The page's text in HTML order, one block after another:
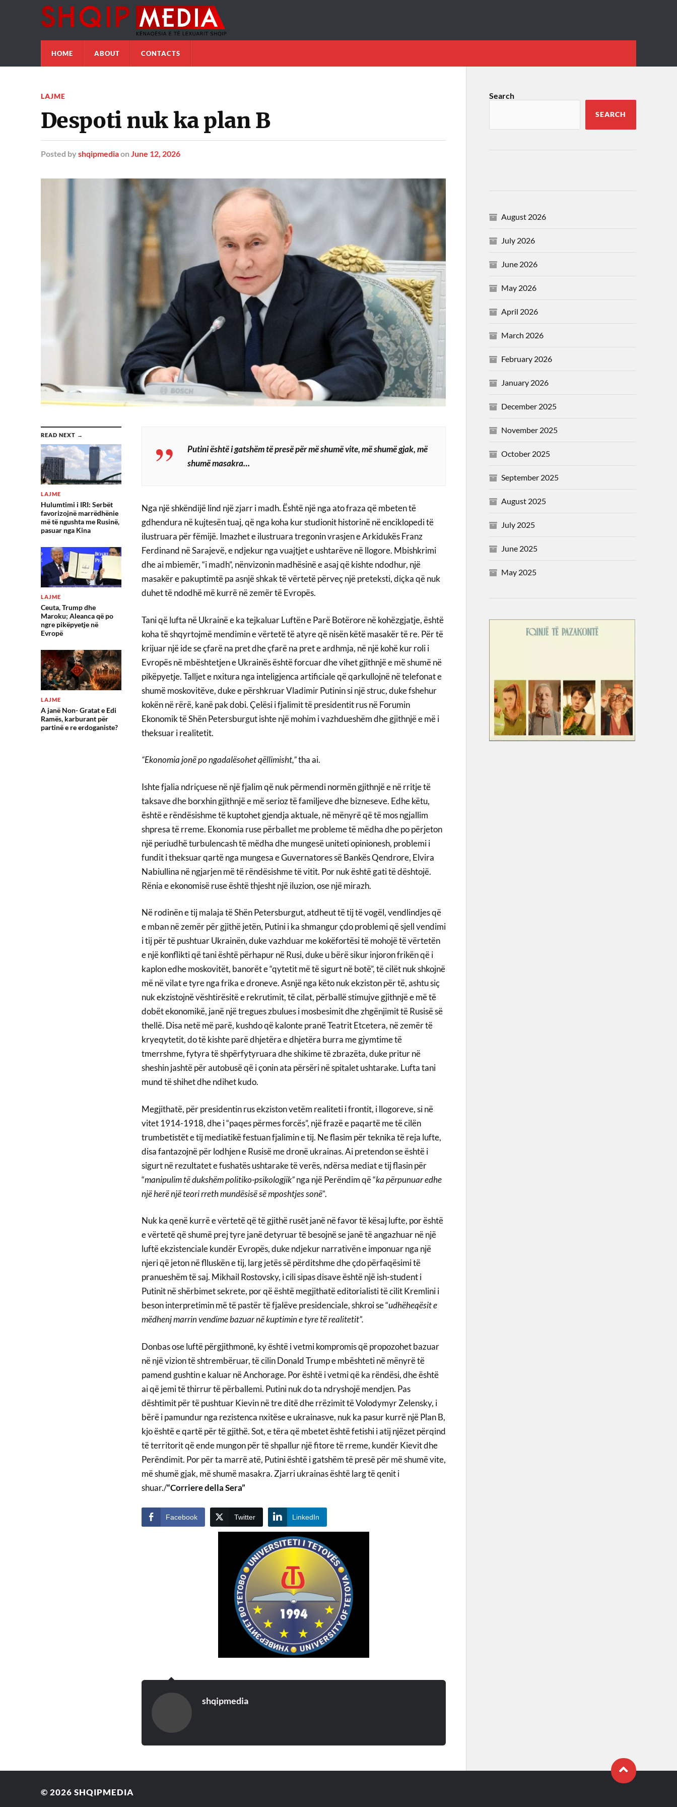
HOME ABOUT CONTACTS
LAJME
Despoti nuk ka plan B
Posted by shqipmediaon June 12, 2026
READ NEXT →
LAJME
Hulumtimi i IRI: Serbët
favorizojnë marrëdhënie
më të ngushta me Rusinë,
pasuar nga Kina
LAJME
Ceuta, Trump dhe
Maroku; Aleanca që po
ngre pikëpyetje në
Evropë
LAJME
A janë Non- Gratat e Edi
Ramës, karburant për
partinë e re erdoganiste?
Putini është i gatshëm të presë për më shumë vite, më shumë gjak, më
shumë masakra…
Nga një shkëndijë lind një zjarr i madh. Është një nga ato fraza që mbeten të
gdhendura në kujtesën tuaj, që nga koha kur studionit historinë në enciklopedi të
ilustruara për fëmijë. Imazhet e ilustruara tregonin vrasjen e Arkidukës Franz
Ferdinand në Sarajevë, e ndjekur nga vuajtjet e ushtarëve në llogore. Mbishkrimi
dhe ai mbiemër, “i madh”, nënvizonin madhësinë e asaj që kishte ndodhur, një
masakër e pakuptimtë pa asnjë shkak të vërtetë përveç një preteksti, diçka që nuk
duhet të ndodhë më kurrë në zemër të Evropës.
Tani që lufta në Ukrainë e ka tejkaluar Luftën e Parë Botërore në kohëzgjatje, është
koha të shqyrtojmë mendimin e vërtetë të atyre që nisën këtë masakër të re. Për të
krijuar një ide se çfarë na pret dhe çfarë na pret e ardhmja, në një kohë kur roli i
Evropës në mbështetjen e Ukrainës është forcuar dhe vihet gjithnjë e më shumë në
pikëpyetje. Talljet e nxitura nga inteligjenca artificiale që qarkullojnë në telefonat e
shumë moskovitëve, duke e përshkruar Vladimir Putinin si një struc, duke fshehur
kokën në rërë, kanë pak dobi. Çelësi i fjalimit të presidentit rus në Forumin
Ekonomik të Shën Petersburgut ishte një mohim i vazhdueshëm dhe gjithnjë e më i
theksuar i realitetit.
“Ekonomia jonë po ngadalësohet qëllimisht,”tha ai.
Ishte fjalia ndriçuese në një fjalim që nuk përmendi normën gjithnjë e në rritje të
taksave dhe borxhin gjithnjë e më serioz të familjeve dhe bizneseve. Edhe këtu,
është e rëndësishme të kuptohet gjendja aktuale, në mënyrë që të mos ngjallim
shpresa të rreme. Ekonomia ruse përballet me probleme të mëdha dhe po përjeton
një periudhë turbulencash të mëdha dhe mungesë uniteti opinionesh, problemi i
fundit i theksuar qartë nga mungesa e Guvernatores së Bankës Qendrore, Elvira
Nabiullina në ngjarjen më të rëndësishme të vitit. Por nuk është gati të dështojë.
Rënia e ekonomisë ruse është thjesht një iluzion, ose një mirazh.
Në rodinën e tij malaja të Shën Petersburgut, atdheut të tij të vogël, vendlindjes që
e mban në zemër për gjithë jetën, Putini i ka shmangur çdo problemi që sjell vendimi
i tij për të pushtuar Ukrainën, duke vazhduar me kokëfortësi të mohojë të vërtetën
e një konflikti që tani është përhapur në Rusi, duke u bërë sikur injoron frikën që i
kaplon edhe moskovitët, banorët e “qytetit më të sigurt në botë”, të cilët nuk shkojnë
më në vilat e tyre nga frika e droneve. Asnjë nga këto nuk ekziston për të, ashtu siç
nuk ekzistojnë vështirësitë e rekrutimit, të cilat, përballë stimujve gjithnjë e më të
dobët ekonomikë, janë një tregues zbulues i mosbesimit dhe zhgënjimit të Rusisë së
thellë. Disa netë më parë, kushdo që kalonte pranë Teatrit Etcetera, në zemër të
kryeqytetit, do të kishte parë dhjetëra e dhjetëra burra me gjymtime të
tmerrshme, fytyra të shpërfytyruara dhe shikime të zbrazëta, duke pritur në
sheshin jashtë për autobusë që i çonin ata përsëri në spitalet ushtarake. Lufta tani
mund të shihet dhe ndihet kudo.
Megjithatë, për presidentin rus ekziston vetëm realiteti i frontit, i llogoreve, si në
vitet 1914-1918, dhe i “paqes përmes forcës”, një frazë e paqartë me të cilën
trumbetistët e tij mediatikë festuan fjalimin e tij. Ne flasim për teknika të reja lufte,
disa fantazojnë për lodhjen e Rusisë me dronë ukrainas. Ai pretendon se është i
sigurt në rezultatet e fushatës ushtarake të verës, ndërsa mediat e tij flasin për
“manipulim të dukshëm politiko-psikologjik”nga një Perëndim që “ka përpunuar edhe
një herë një teori rreth mundësisë së mposhtjes sonë”.
Nuk ka qenë kurrë e vërtetë që të gjithë rusët janë në favor të kësaj lufte, por është
e vërtetë që shumë prej tyre janë detyruar të besojnë se janë të angazhuar në një
luftë ekzistenciale kundër Evropës, duke ndjekur narrativën e imponuar nga një
njeri që jeton në flluskën e tij, larg jetës së përditshme dhe çdo përfaqësimi të
pranueshëm të saj. Mikhail Rostovsky, i cili sipas disave është një ish-student i
Putinit në shërbimet sekrete, por që është megjithatë editorialisti të cilit Kremlini i
beson interpretimin më të pastër të fjalëve presidenciale, shkroi se “udhëheqësit e
mëdhenj marrin vendime bazuar në kuptimin e tyre të realitetit”.
Donbas ose luftë përgjithmonë, ky është i vetmi kompromis që propozohet bazuar
në një vizion të shtrembëruar, të cilin Donald Trump e mbështeti në mënyrë të
pamend gushtin e kaluar në Anchorage. Por është i vetmi që ka rëndësi, dhe është
ai që jemi të thirrur të përballemi. Putini nuk do ta ndryshojë mendjen. Pas
dështimit për të pushtuar Kievin në tre ditë dhe rrëzimit të Volodymyr Zelensky, i
bërë i pamundur nga rezistenca nxitëse e ukrainasve, nuk ka pasur kurrë një Plan B,
kjo është e qartë për të gjithë. Sot, e tëra që mbetet është fetishi i atij njëzet përqind
të territorit që ende mungon për të shpallur një fitore të rreme, kundër Kievit dhe
Perëndimit. Por për ta marrë atë, Putini është i gatshëm të presë për më shumë vite,
më shumë gjak, më shumë masakra. Zjarri ukrainas është larg të qenit i
shuar./“Corriere della Sera”
Facebook Twitter LinkedIn
shqipmedia
Search
SEARCH
August 2026
July 2026
June 2026
May 2026
April 2026
March 2026
February 2026
January 2026
December 2025
November 2025
October 2025
September 2025
August 2025
July 2025
June 2025
May 2025
© 2026 SHQIPMEDIA